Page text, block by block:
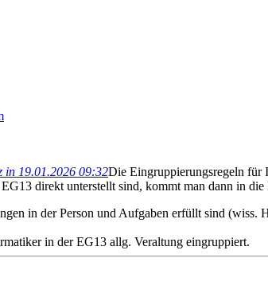
in 19.01.2026 09:32Die Eingruppierungsregeln für
direkt unterstellt sind, kommt man dann in
in der Person und Aufgaben erfüllt sind (wiss.
in der EG13 allg. Veraltung eingruppiert.